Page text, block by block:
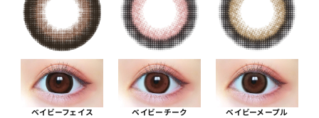
ベイビーフェイス ベイビーチーク ベイビーメープル